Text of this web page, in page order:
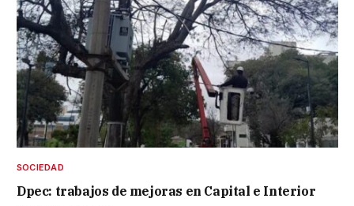
SOCIEDAD
Dpec: trabajos de mejoras en Capital e Interior